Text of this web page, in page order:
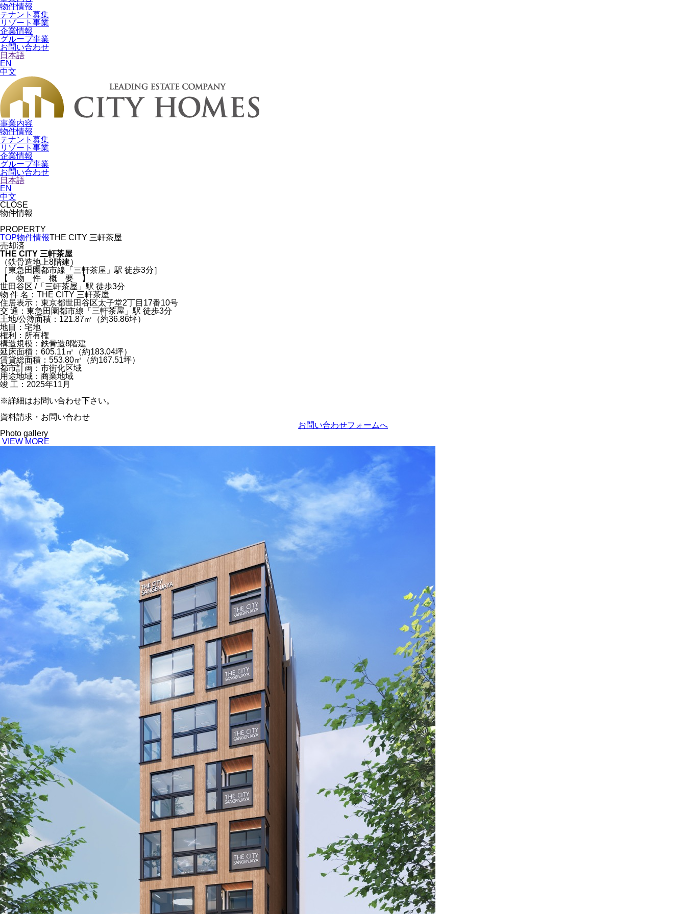
物件情報
テナント募集
リゾート事業
企業情報
グループ事業
お問い合わせ
日本語
EN
中文
事業内容
物件情報
テナント募集
リゾート事業
企業情報
グループ事業
お問い合わせ
日本語
EN
中文
CLOSE
物件情報
PROPERTY
TOP物件情報THE CITY 三軒茶屋
売却済
THE CITY 三軒茶屋
（鉄骨造地上8階建）
［東急田園都市線「三軒茶屋」駅 徒歩3分］
【 物 件 概 要 】
世田谷区 /「三軒茶屋」駅 徒歩3分
物 件 名：THE CITY 三軒茶屋
住居表示：東京都世田谷区太子堂2丁目17番10号
交 通：東急田園都市線「三軒茶屋」駅 徒歩3分
土地/公簿面積：121.87㎡（約36.86坪）
地目：宅地
権利：所有権
構造規模：鉄骨造8階建
延床面積：605.11㎡（約183.04坪）
賃貸総面積：553.80㎡（約167.51坪）
都市計画：市街化区域
用途地域：商業地域
竣 工：2025年11月
※詳細はお問い合わせ下さい。
資料請求・お問い合わせ
お問い合わせフォームへ
Photo gallery
VIEW MORE